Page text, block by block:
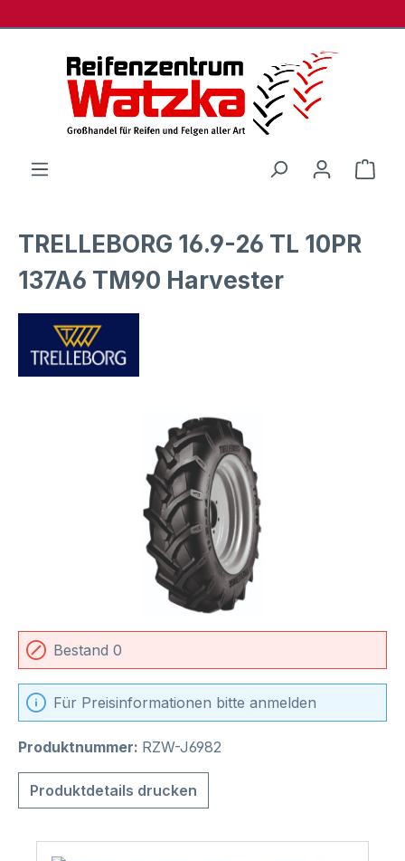
TRELLEBORG 16.9-26 TL 10PR
137A6 TM90 Harvester
Bildergalerie überspringen
Bestand 0
Für Preisinformationen bitte anmelden
Produktnummer: RZW-J6982
Produktdetails drucken